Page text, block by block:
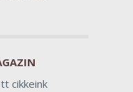
cikkeink